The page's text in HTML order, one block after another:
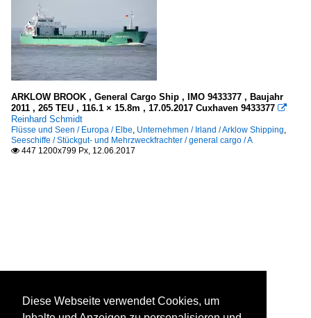
ARKLOW BROOK , General Cargo Ship , IMO 9433377 , Baujahr
2011 , 265 TEU , 116.1 × 15.8m , 17.05.2017 Cuxhaven 9433377 
Reinhard Schmidt
Flüsse und Seen / Europa / Elbe, Unternehmen / Irland / Arklow Shipping,
Seeschiffe / Stückgut- und Mehrzweckfrachter / general cargo / A
 447 1200x799 Px, 12.06.2017
Diese Webseite verwendet Cookies, um